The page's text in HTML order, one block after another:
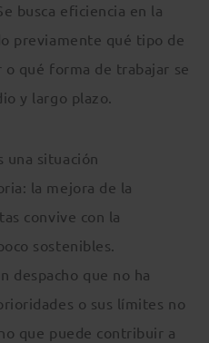
busca eficiencia en la
previamente qué tipo de
qué forma de trabajar se
y largo plazo.
una situación
la mejora de la
convive con la
sostenibles.
despacho que no ha
o sus límites no
que puede contribuir a